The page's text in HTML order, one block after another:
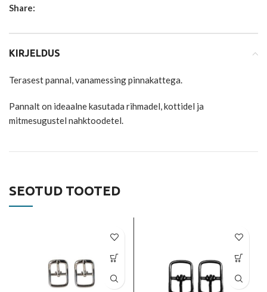
Share:
KIRJELDUS
Terasest pannal, vanamessing pinnakattega.
Pannalt on ideaalne kasutada rihmadel, kottidel ja
mitmesugustel nahktoodetel.
SEOTUD TOOTED